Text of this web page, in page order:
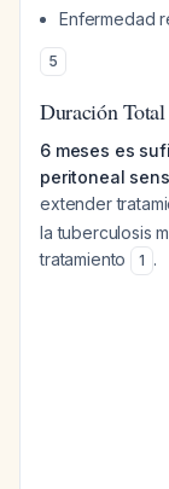
Enfermedad
5
Duración Total
6 meses es
peritoneal
extender
la tuberculosis
tratamiento
1 .